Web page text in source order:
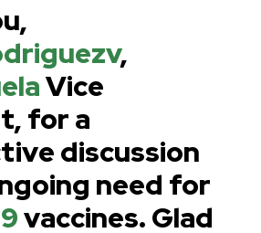
,
Vice
for a
discussion
need for
vaccines. Glad